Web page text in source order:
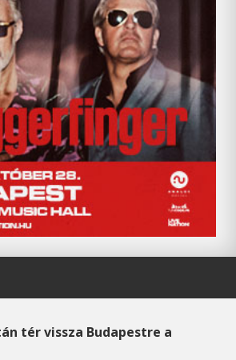
tér vissza Budapestre a